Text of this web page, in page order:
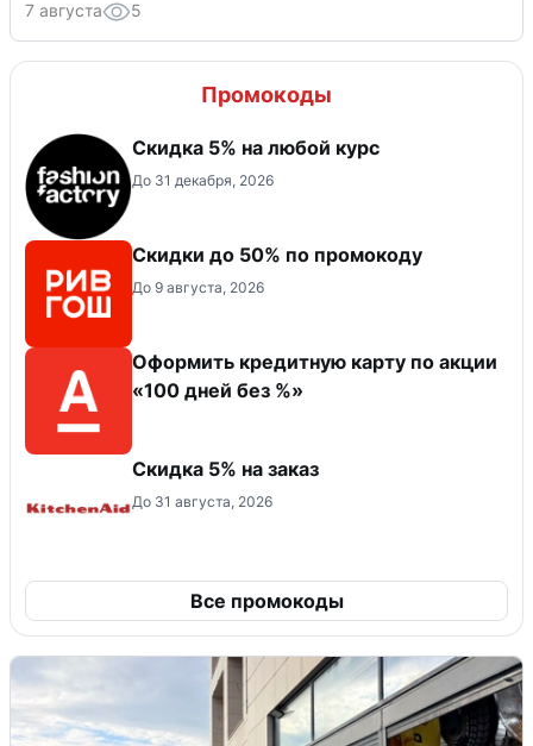
7 августа 5
Промокоды
Скидка 5% на любой курс
До 31 декабря, 2026
Скидки до 50% по промокоду
До 9 августа, 2026
Оформить кредитную карту по акции
«100 дней без %»
Скидка 5% на заказ
До 31 августа, 2026
Все промокоды